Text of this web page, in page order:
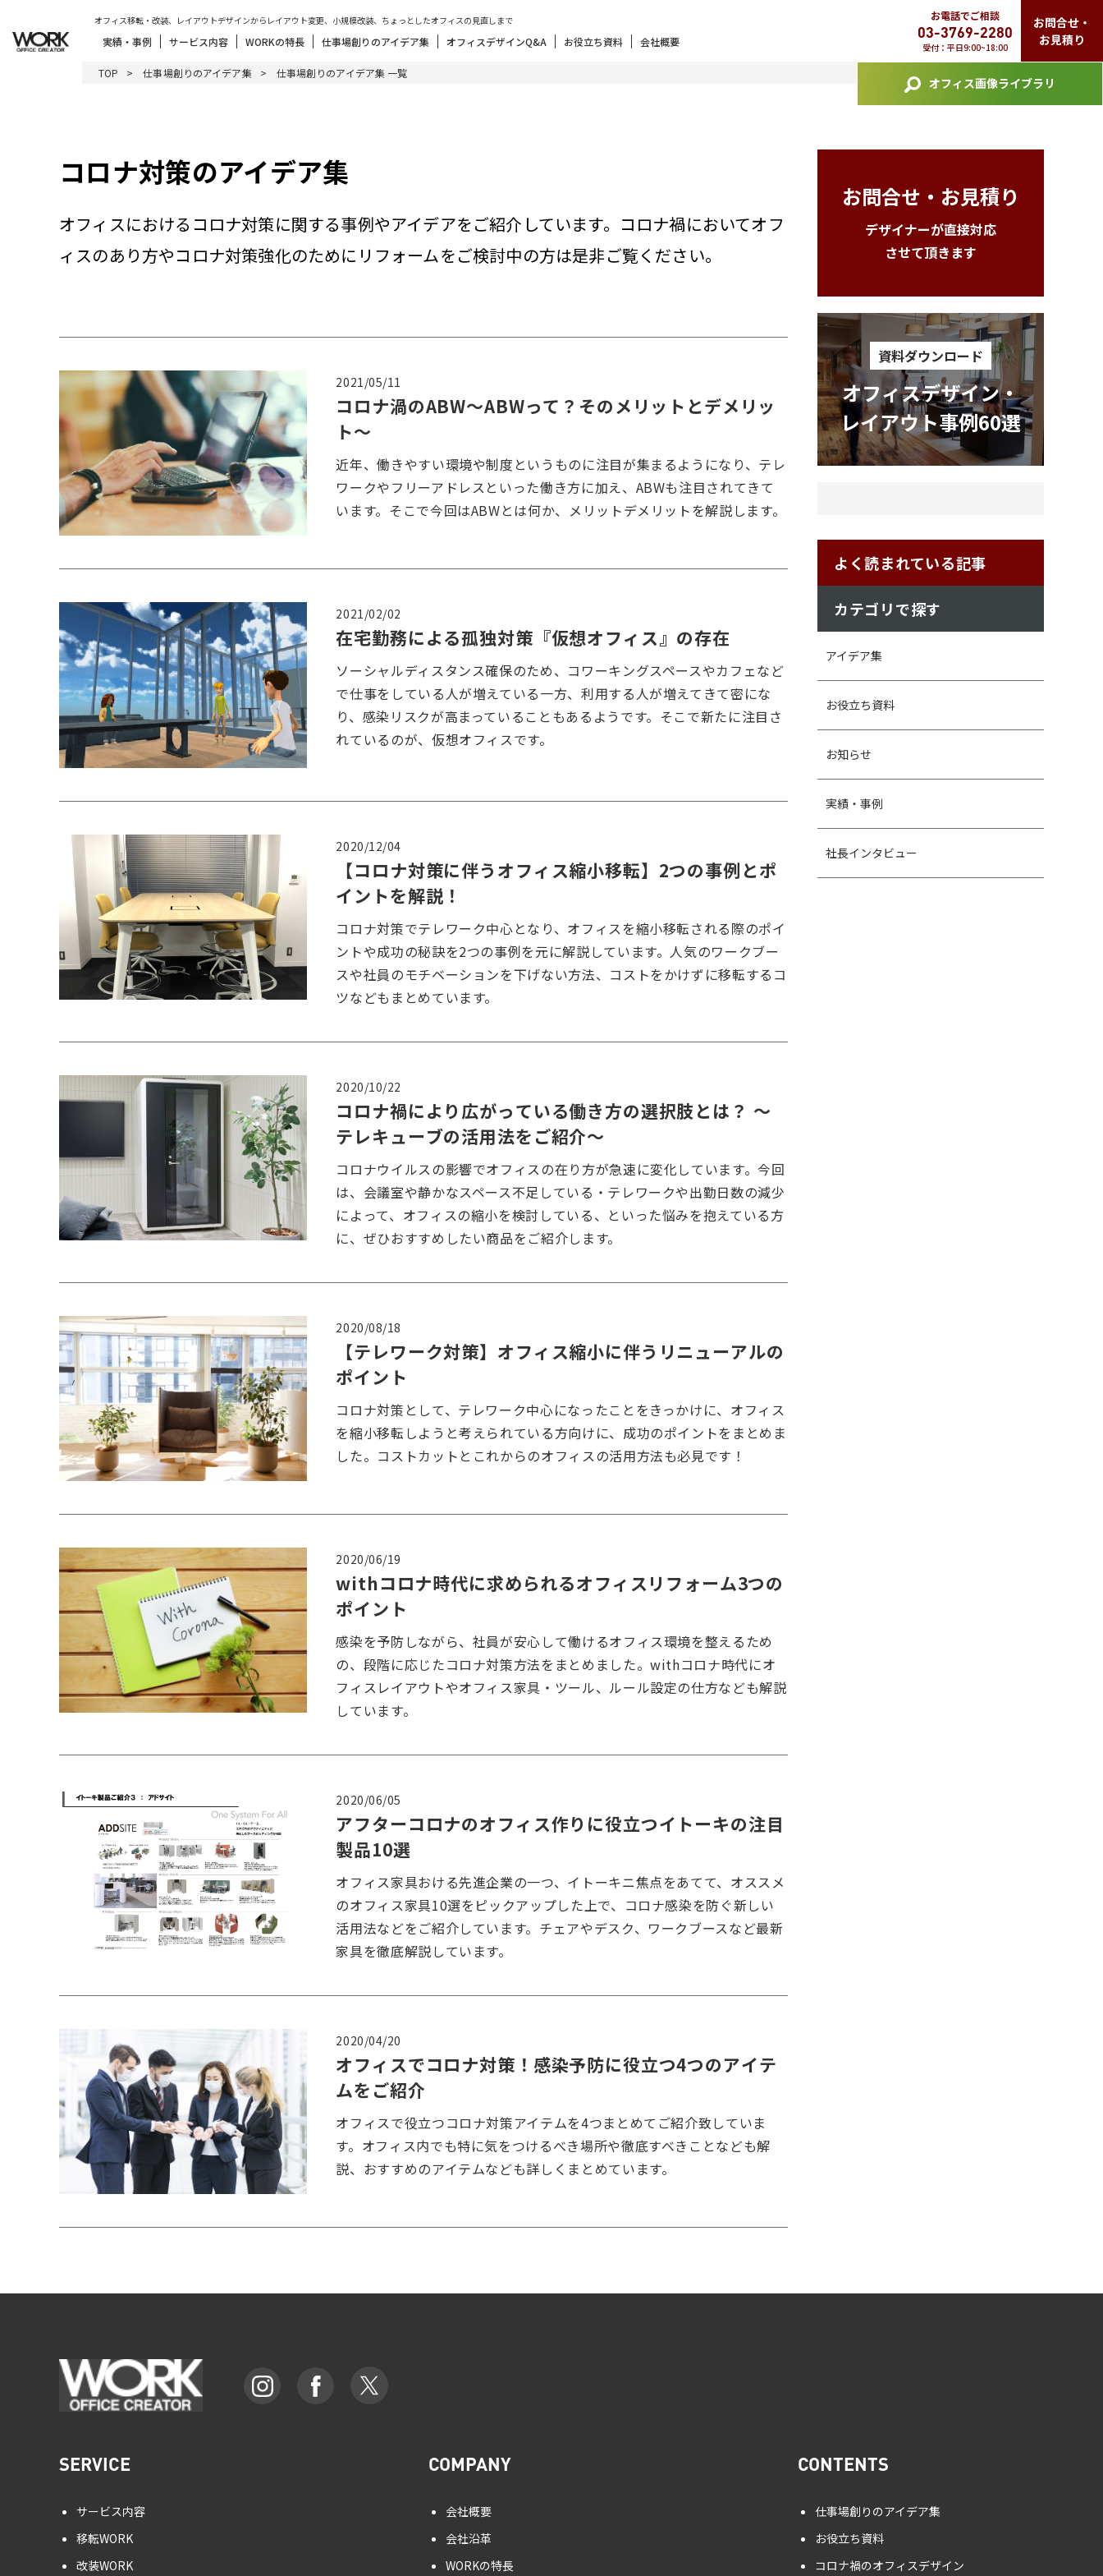
オフィス移転・改装、レイアウトデザインからレイアウト変更、小規模改装、ちょっとしたオフィスの見直しまで
実績・事例 サービス内容 WORKの特長 仕事場創りのアイデア集 オフィスデザインQ&A お役立ち資料 会社概要
お電話でご相談
03-3769-2280
受付：平日9:00~18:00
お問合せ・
お見積り
オフィス画像ライブラリ
TOP 仕事場創りのアイデア集 仕事場創りのアイデア集 一覧
コロナ対策のアイデア集
オフィスにおけるコロナ対策に関する事例やアイデアをご紹介しています。コロナ禍においてオフ
ィスのあり方やコロナ対策強化のためにリフォームをご検討中の方は是非ご覧ください。
2021/05/11
コロナ渦のABW〜ABWって？そのメリットとデメリッ
ト〜
近年、働きやすい環境や制度というものに注目が集まるようになり、テレ
ワークやフリーアドレスといった働き方に加え、ABWも注目されてきて
います。そこで今回はABWとは何か、メリットデメリットを解説します。
2021/02/02
在宅勤務による孤独対策『仮想オフィス』の存在
ソーシャルディスタンス確保のため、コワーキングスペースやカフェなど
で仕事をしている人が増えている一方、利用する人が増えてきて密にな
り、感染リスクが高まっていることもあるようです。そこで新たに注目さ
れているのが、仮想オフィスです。
2020/12/04
【コロナ対策に伴うオフィス縮小移転】2つの事例とポ
イントを解説！
コロナ対策でテレワーク中心となり、オフィスを縮小移転される際のポイ
ントや成功の秘訣を2つの事例を元に解説しています。人気のワークブー
スや社員のモチベーションを下げない方法、コストをかけずに移転するコ
ツなどもまとめています。
2020/10/22
コロナ禍により広がっている働き方の選択肢とは？ 〜
テレキューブの活用法をご紹介〜
コロナウイルスの影響でオフィスの在り方が急速に変化しています。今回
は、会議室や静かなスペース不足している・テレワークや出勤日数の減少
によって、オフィスの縮小を検討している、といった悩みを抱えている方
に、ぜひおすすめしたい商品をご紹介します。
2020/08/18
【テレワーク対策】オフィス縮小に伴うリニューアルの
ポイント
コロナ対策として、テレワーク中心になったことをきっかけに、オフィス
を縮小移転しようと考えられている方向けに、成功のポイントをまとめま
した。コストカットとこれからのオフィスの活用方法も必見です！
2020/06/19
withコロナ時代に求められるオフィスリフォーム3つの
ポイント
感染を予防しながら、社員が安心して働けるオフィス環境を整えるため
の、段階に応じたコロナ対策方法をまとめました。withコロナ時代にオ
フィスレイアウトやオフィス家具・ツール、ルール設定の仕方なども解説
しています。
2020/06/05
アフターコロナのオフィス作りに役立つイトーキの注目
製品10選
オフィス家具おける先進企業の一つ、イトーキニ焦点をあてて、オススメ
のオフィス家具10選をピックアップした上で、コロナ感染を防ぐ新しい
活用法などをご紹介しています。チェアやデスク、ワークブースなど最新
家具を徹底解説しています。
2020/04/20
オフィスでコロナ対策！感染予防に役立つ4つのアイテ
ムをご紹介
オフィスで役立つコロナ対策アイテムを4つまとめてご紹介致していま
す。オフィス内でも特に気をつけるべき場所や徹底すべきことなども解
説、おすすめのアイテムなども詳しくまとめています。
お問合せ・お見積り
デザイナーが直接対応
させて頂きます
資料ダウンロード
オフィスデザイン・
レイアウト事例60選
よく読まれている記事
カテゴリで探す
アイデア集
お役立ち資料
お知らせ
実績・事例
社長インタビュー
SERVICE
サービス内容
移転WORK
改装WORK
COMPANY
会社概要
会社沿革
WORKの特長
CONTENTS
仕事場創りのアイデア集
お役立ち資料
コロナ禍のオフィスデザイン